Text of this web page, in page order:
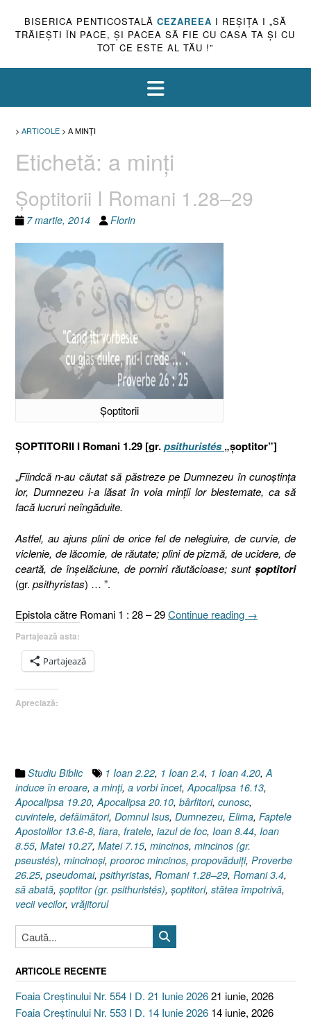
BISERICA PENTICOSTALĂ CEZAREEA I REŞIŢA I „SĂ
TRĂIEŞTI ÎN PACE, ŞI PACEA SĂ FIE CU CASA TA ŞI CU
TOT CE ESTE AL TĂU !”
> ARTICOLE > A MINŢI
Etichetă: a minţi
Şoptitorii I Romani 1.28–29
7 martie, 2014 Florin
Șoptitorii
ȘOPTITORII I Romani 1.29 [gr.psithuristés „șoptitor”]
„Fiindcă n-au căutat să păstreze pe Dumnezeu în cunoştinţa
lor, Dumnezeu i-a lăsat în voia minţii lor blestemate, ca să
facă lucruri neîngăduite.
Astfel, au ajuns plini de orice fel de nelegiuire, de curvie, de
viclenie, de lăcomie, de răutate; plini de pizmă, de ucidere, de
ceartă, de înşelăciune, de porniri răutăcioase; sunt şoptitori
(gr. psithyristas) … ”.
Epistola către Romani 1 : 28 – 29Continue reading „Şoptitorii
→
Partajează asta:
Partajează
Apreciază:
Studiu Biblic 1 Ioan 2.22, 1 Ioan 2.4, 1 Ioan 4.20,A
induce în eroare, a minţi, a vorbi încet,Apocalipsa 16.13,
Apocalipsa 19.20,Apocalipsa 20.10, bârfitori, cunosc,
cuvintele, defăimători, Domnul Isus, Dumnezeu, Elima, Faptele
Apostolilor 13.6-8, fiara, fratele, iazul de foc, Ioan 8.44, Ioan
8.55, Matei 10.27, Matei 7.15, mincinos, mincinos (gr.
pseustés), mincinoşi, prooroc mincinos, propovăduiţi, Proverbe
26.25, pseudomai, psithyristas, Romani 1.28–29, Romani 3.4,
să abată, șoptitor (gr. psithuristés), şoptitori, stătea împotrivă,
vecii vecilor, vrăjitorul
ARTICOLE RECENTE
Foaia Creștinului Nr. 554 I D. 21 Iunie 202621 iunie, 2026
Foaia Creștinului Nr. 553 I D. 14 Iunie 2026 14 iunie, 2026